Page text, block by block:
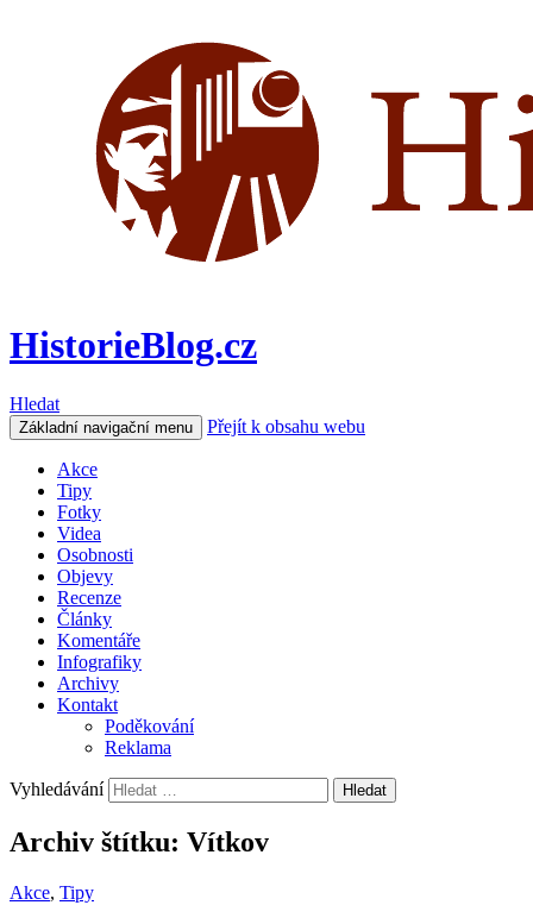
HistorieBlog.cz
Hledat
Základní navigační menu Přejít k obsahu webu
Akce
Tipy
Fotky
Videa
Osobnosti
Objevy
Recenze
Články
Komentáře
Infografiky
Archivy
Kontakt
Poděkování
Reklama
Vyhledávání
Archiv štítku: Vítkov
Akce, Tipy